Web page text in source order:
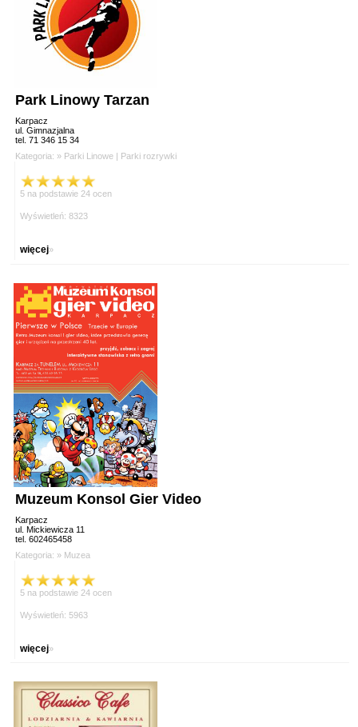
Park Linowy Tarzan
Karpacz
ul. Gimnazjalna
tel. 71 346 15 34
Kategoria: » Parki Linowe | Parki rozrywki
5 na podstawie 24 ocen
Wyświetleń: 8323
więcej»
Muzeum Konsol Gier Video
Karpacz
ul. Mickiewicza 11
tel. 602465458
Kategoria: » Muzea
5 na podstawie 24 ocen
Wyświetleń: 5963
więcej»